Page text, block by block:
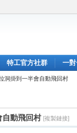
特工官方社群 一
洞掛到一半會自動飛回村
自動飛回村 [複製鏈接]